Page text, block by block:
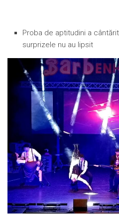
Proba de aptitudini a
surprizele nu au lipsit